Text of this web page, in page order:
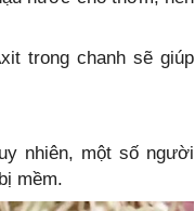
trong chanh sẽ giúp
nhiên, một số người
mềm.